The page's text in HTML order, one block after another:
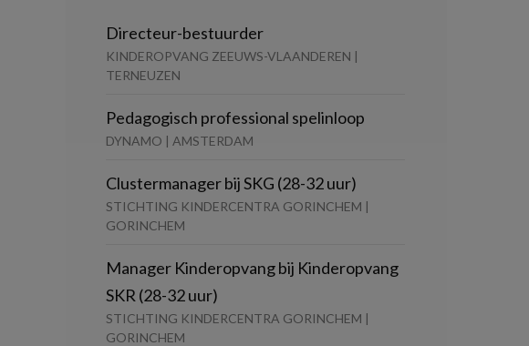
Directeur-bestuurder
KINDEROPVANG ZEEUWS-VLAANDEREN |
TERNEUZEN
Pedagogisch professional spelinloop
DYNAMO | AMSTERDAM
Clustermanager bij SKG (28-32 uur)
STICHTING KINDERCENTRA GORINCHEM |
GORINCHEM
Manager Kinderopvang bij Kinderopvang
SKR (28-32 uur)
STICHTING KINDERCENTRA GORINCHEM |
GORINCHEM